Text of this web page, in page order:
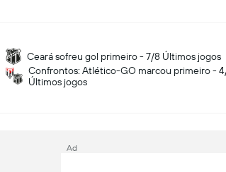
Ceará sofreu gol primeiro - 7/8 Últimos jogos
Confrontos: Atlético-GO marcou primeiro -
Últimos jogos
Ad